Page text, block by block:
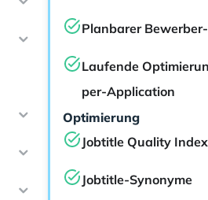
Planbarer
Laufende
per-Application
Optimierung
Jobtitle Quality
Jobtitle-Synonyme